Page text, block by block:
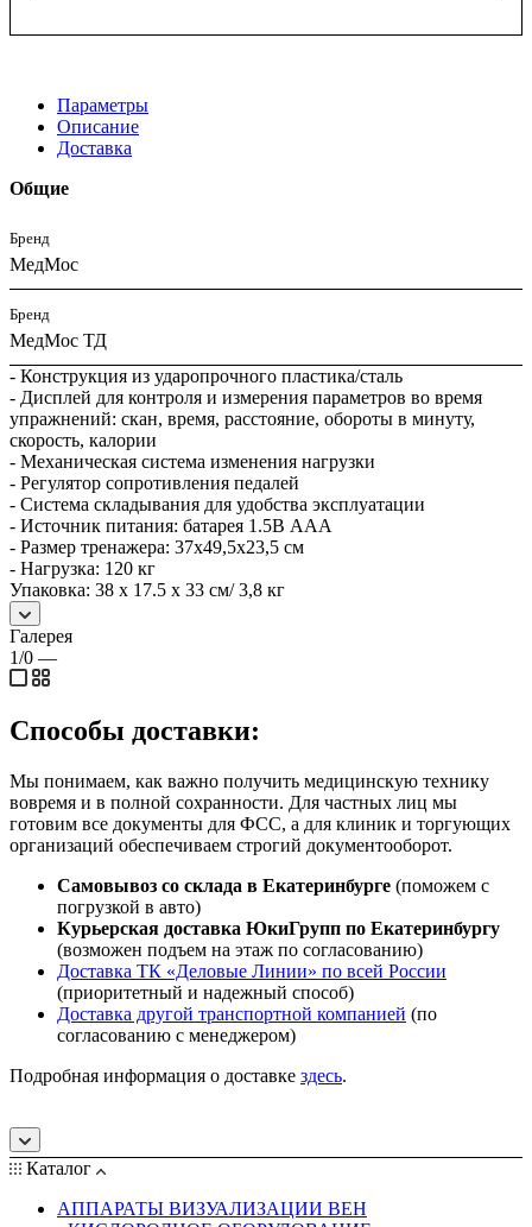
Параметры
Описание
Доставка
Общие
Бренд
МедМос
Бренд
МедМос ТД
- Конструкция из ударопрочного пластика/сталь
- Дисплей для контроля и измерения параметров во время
упражнений: скан, время, расстояние, обороты в минуту,
скорость, калории
- Механическая система изменения нагрузки
- Регулятор сопротивления педалей
- Система складывания для удобства эксплуатации
- Источник питания: батарея 1.5В ААА
- Размер тренажера: 37х49,5х23,5 см
- Нагрузка: 120 кг
Упаковка: 38 х 17.5 х 33 см/ 3,8 кг
Галерея
1/0 —
Способы доставки:
Мы понимаем, как важно получить медицинскую технику
вовремя и в полной сохранности. Для частных лиц мы
готовим все документы для ФСС, а для клиник и торгующих
организаций обеспечиваем строгий документооборот.
Самовывоз со склада в Екатеринбурге (поможем с
погрузкой в авто)
Курьерская доставка ЮкиГрупп по Екатеринбургу
(возможен подъем на этаж по согласованию)
Доставка ТК «Деловые Линии» по всей России
(приоритетный и надежный способ)
Доставка другой транспортной компанией (по
согласованию с менеджером)
Подробная информация о доставке здесь.
Каталог
АППАРАТЫ ВИЗУАЛИЗАЦИИ ВЕН